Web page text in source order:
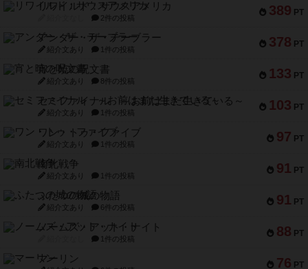
389 PT
リワイルド：サウスアメリカ
2件の投稿
378 PT
アンダー・ザ・テーブラー
紹介文あり 1件の投稿
133 PT
宵と暁の呪文書
紹介文あり 8件の投稿
103 PT
セミファイナル ～お前はまだ生きている～
紹介文あり 1件の投稿
97 PT
ワン・トゥ・ファイブ
紹介文あり 1件の投稿
91 PT
南北戦争
紹介文あり 1件の投稿
91 PT
ふたつの城の物語
紹介文あり 6件の投稿
88 PT
ノームズ・アット・ナイト
1件の投稿
76 PT
マーリン